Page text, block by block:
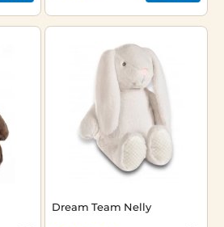
Dream Team Nelly